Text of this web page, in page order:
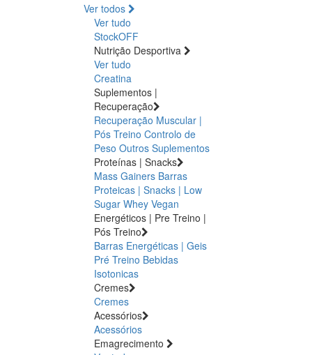
Ver todos
Ver tudo
StockOFF
Nutrição Desportiva
Ver tudo
Creatina
Suplementos |
Recuperação
Recuperação Muscular |
Pós Treino Controlo de
Peso Outros Suplementos
Proteínas | Snacks
Mass Gainers Barras
Proteicas | Snacks | Low
Sugar Whey Vegan
Energéticos | Pre Treino |
Pós Treino
Barras Energéticas | Geis
Pré Treino Bebidas
Isotonicas
Cremes
Cremes
Acessórios
Acessórios
Emagrecimento